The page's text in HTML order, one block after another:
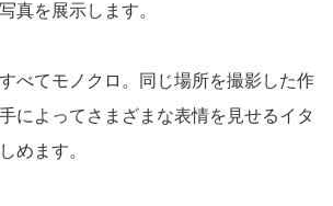
真を展示します。
べてモノクロ。同じ場所を撮影した作
によってさまざまな表情を見せるイタ
めます。